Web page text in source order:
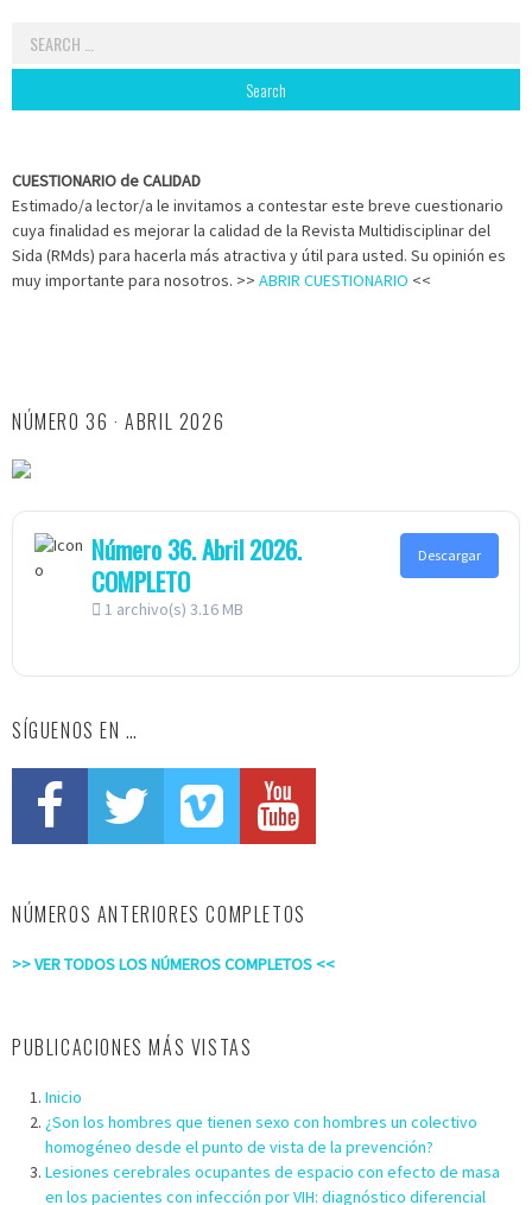
Search
for:
CUESTIONARIO de CALIDAD
Estimado/a lector/a le invitamos a contestar este breve cuestionario
cuya finalidad es mejorar la calidad de la Revista Multidisciplinar del
Sida (RMds) para hacerla más atractiva y útil para usted. Su opinión es
muy importante para nosotros. >> ABRIR CUESTIONARIO <<
NÚMERO 36 · ABRIL 2026
Número 36. Abril 2026.
COMPLETO
1 archivo(s) 3.16 MB
Descargar
SÍGUENOS EN …
NÚMEROS ANTERIORES COMPLETOS
>> VER TODOS LOS NÚMEROS COMPLETOS <<
PUBLICACIONES MÁS VISTAS
Inicio
¿Son los hombres que tienen sexo con hombres un colectivo
homogéneo desde el punto de vista de la prevención?
Lesiones cerebrales ocupantes de espacio con efecto de masa
en los pacientes con infección por VIH: diagnóstico diferencial